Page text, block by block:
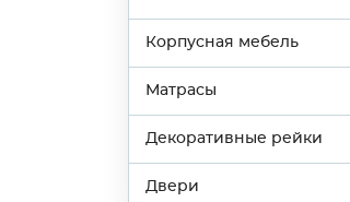
Корпусная мебель
Матрасы
Декоративные рейки
Двери